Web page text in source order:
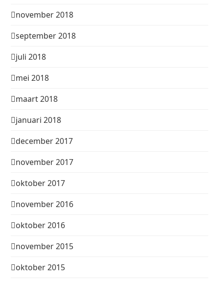
november 2018
september 2018
juli 2018
mei 2018
maart 2018
januari 2018
december 2017
november 2017
oktober 2017
november 2016
oktober 2016
november 2015
oktober 2015